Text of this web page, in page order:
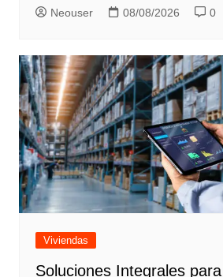
Neouser 08/08/2026 0
Viviendas
Soluciones Integrales